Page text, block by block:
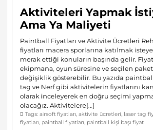
Aktiviteleri Yapmak
Ama Ya Maliyeti
Paintball Fiyatları ve Aktivite Ücretleri
fiyatları macera sporlarına katılmak
merak ettiği konuların başında gelir.
ekipmana, oyun süresine ve seçilen
değişiklik gösterebilir. Bu yazıda
tag ve Nerf gibi aktivitelerin fiyatlarını
olarak inceleyerek en doğru seçimi
olacağız. Aktivitelere[...]
Tags: airsoft fiyatları, aktivite ücretleri, laser tag
fiyatları, paintball fiyatları, paintball kişi başı fiyat